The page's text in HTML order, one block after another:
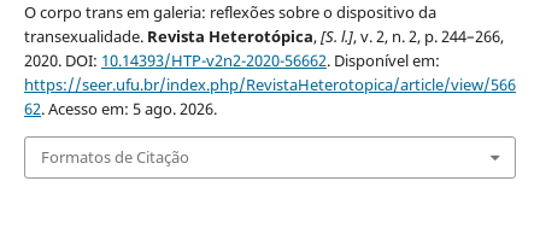
O corpo trans em galeria: reflexões sobre o dispositivo da
transexualidade. Revista Heterotópica,[S. l.], v. 2, n. 2, p. 244–266,
2020. DOI: 10.14393/HTP-v2n2-2020-56662. Disponível em:
https://seer.ufu.br/index.php/RevistaHeterotopica/article/view/566
62. Acesso em: 5 ago. 2026.
Formatos de Citação